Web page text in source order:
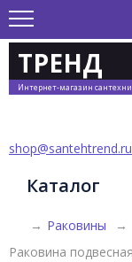
ТРЕНД
Интернет-магазин
shop@santehtrend.ru
Каталог
→ Раковины
→
Раковина